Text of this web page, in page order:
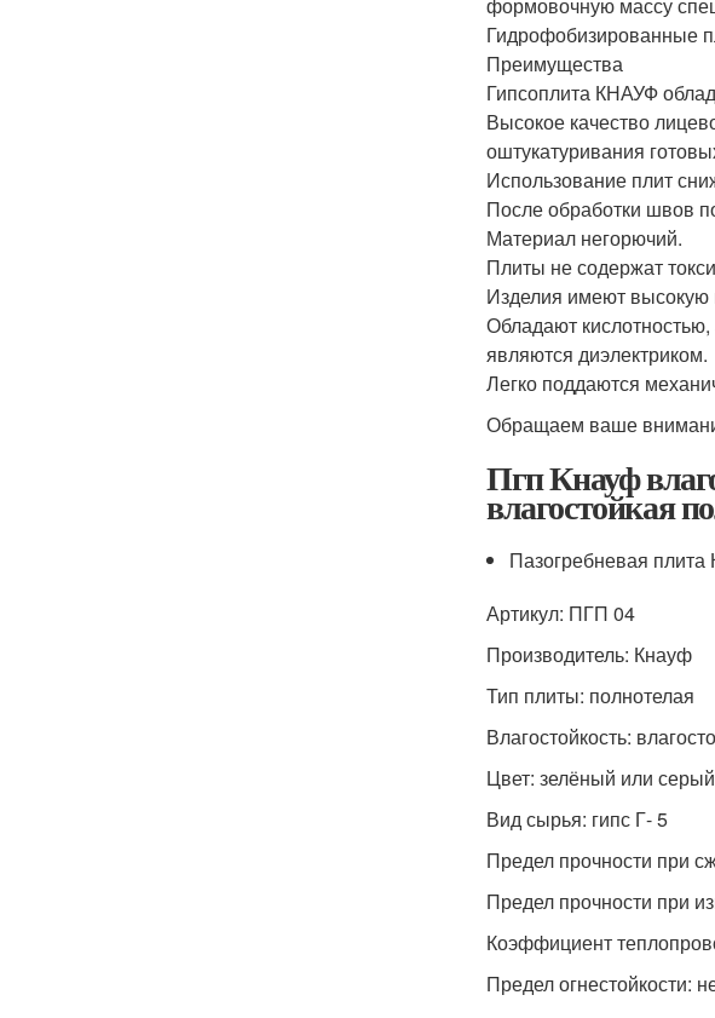
Гидрофобизированные
Преимущества
Гипсоплита КНАУФ
Высокое качество
оштукатуривания
Использование плит
После обработки швов
Материал негорючий.
Плиты не содержат
Изделия имеют высокую
Обладают
являются диэлектриком.
Легко поддаются
Обращаем ваше
Пгп Кнауф
влагостойкая
Пазогребневая
Артикул: ПГП 04
Производитель: Кнауф
Тип плиты: полнотелая
Влагостойкость:
Цвет: зелёный или серый
Вид сырья: гипс Г- 5
Предел прочности при
Предел прочности при
Коэффициент
Предел огнестойкости: